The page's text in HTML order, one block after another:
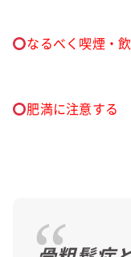
なるべく喫煙・
肥満に注意する